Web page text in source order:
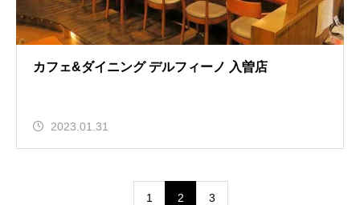
カフェ&ダイニング デルフィーノ 入曽店
2023.01.31
1 2 3